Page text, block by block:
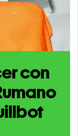
con